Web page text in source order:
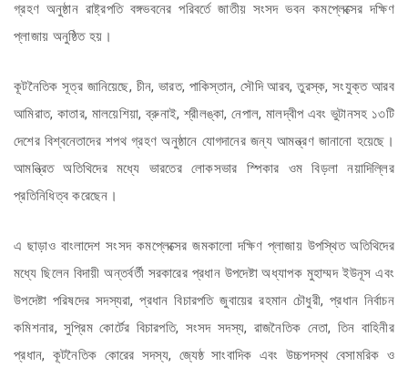
গ্রহণ অনুষ্ঠান রাষ্ট্রপতি বঙ্গভবনের পরিবর্তে জাতীয় সংসদ ভবন কমপ্লেক্সের দক্ষিণ
প্লাজায় অনুষ্ঠিত হয়।
কূটনৈতিক সূত্র জানিয়েছে, চীন, ভারত, পাকিস্তান, সৌদি আরব, তুরস্ক, সংযুক্ত আরব
আমিরাত, কাতার, মালয়েশিয়া, ব্রুনাই, শ্রীলঙ্কা, নেপাল, মালদ্বীপ এবং ভুটানসহ ১৩টি
দেশের বিশ্বনেতাদের শপথ গ্রহণ অনুষ্ঠানে যোগদানের জন্য আমন্ত্রণ জানানো হয়েছে।
আমন্ত্রিত অতিথিদের মধ্যে ভারতের লোকসভার স্পিকার ওম বিড়লা নয়াদিল্লির
প্রতিনিধিত্ব করেছেন।
এ ছাড়াও বাংলাদেশ সংসদ কমপ্লেক্সের জমকালো দক্ষিণ প্লাজায় উপস্থিত অতিথিদের
মধ্যে ছিলেন বিদায়ী অন্তর্বর্তী সরকারের প্রধান উপদেষ্টা অধ্যাপক মুহাম্মদ ইউনূস এবং
উপদেষ্টা পরিষদের সদস্যরা, প্রধান বিচারপতি জুবায়ের রহমান চৌধুরী, প্রধান নির্বাচন
কমিশনার, সুপ্রিম কোর্টের বিচারপতি, সংসদ সদস্য, রাজনৈতিক নেতা, তিন বাহিনীর
প্রধান, কূটনৈতিক কোরের সদস্য, জ্যেষ্ঠ সাংবাদিক এবং উচ্চপদস্থ বেসামরিক ও